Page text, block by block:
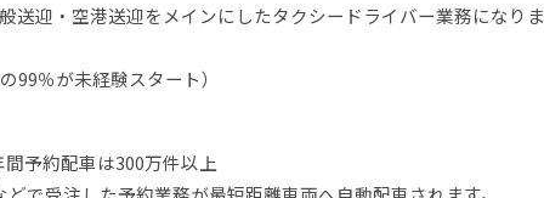
送迎・空港送迎をメインにしたタクシードライバー業務になりま
99％が未経験スタート）
予約配車は300万件以上